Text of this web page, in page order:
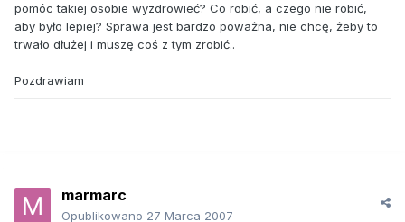
pomóc takiej osobie wyzdrowieć? Co robić, a czego nie robić,
aby było lepiej? Sprawa jest bardzo poważna, nie chcę, żeby to
trwało dłużej i muszę coś z tym zrobić..
Pozdrawiam
marmarc
Opublikowano 27 Marca 2007